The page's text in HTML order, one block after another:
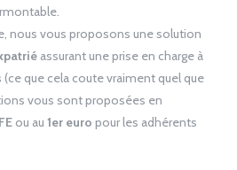
nous vous proposons une solution
assurant une prise en charge à
(ce que cela coute vraiment quel que
vous sont proposées en
ou au 1ereuro pour les adhérents